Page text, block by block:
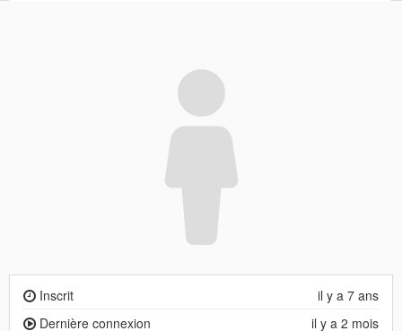
il y a 7 ans
Inscrit
il y a 2 mois
Dernière connexion